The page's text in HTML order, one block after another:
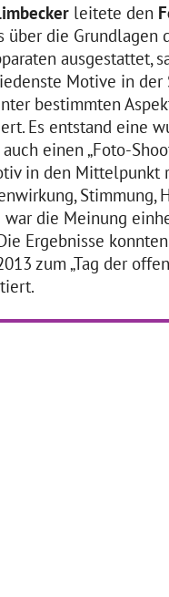
leitete den
über die Grundlagen
ausgestattet,
Motive in der
bestimmten
Es entstand eine
einen „Foto-
in den Mittelpunkt
Stimmung,
war die Meinung
Ergebnisse
zum „Tag der
K&B GmbH, initiiert und
Kooperationspartner in